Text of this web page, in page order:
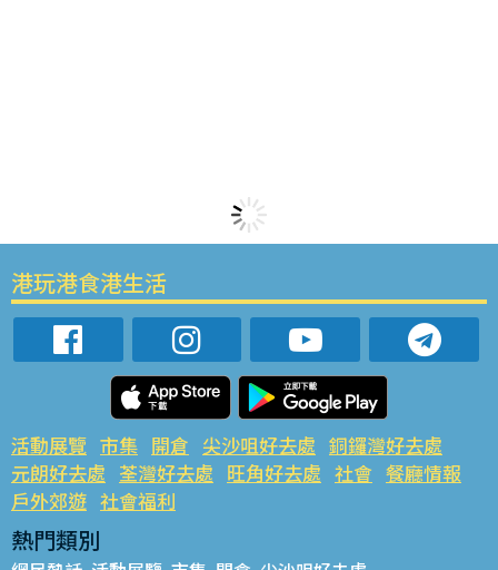
港玩港食港生活
活動展覽 市集 開倉 尖沙咀好去處 銅鑼灣好去處
元朗好去處 荃灣好去處 旺角好去處 社會 餐廳情報
戶外郊遊 社會福利
熱門類別